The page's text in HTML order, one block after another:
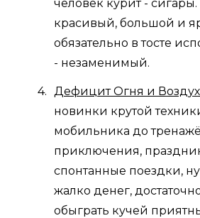
человек курит -
красивый, большой и
обязательно в тосте
- незаменимый.
Дефицит Огня и
новинки крутой
мобильника до
приключения,
спонтанные поездки,
жалко денег,
обыграть кучей